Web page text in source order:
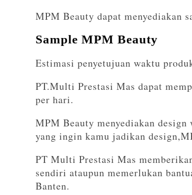
MPM Beauty dapat menyediakan
Sample MPM Beauty
Estimasi penyetujuan waktu
PT.Multi Prestasi Mas dapat
per hari.
MPM Beauty menyediakan
yang ingin kamu jadikan
PT Multi Prestasi Mas
sendiri ataupun memerlukan
Banten.